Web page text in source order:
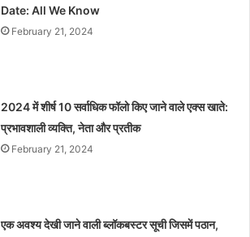
Date: All We Know
February 21, 2024
2024 में शीर्ष 10 सर्वाधिक फॉलो किए जाने वाले एक्स खाते:
प्रभावशाली व्यक्ति, नेता और प्रतीक
February 21, 2024
एक अवश्य देखी जाने वाली ब्लॉकबस्टर सूची जिसमें पठान,